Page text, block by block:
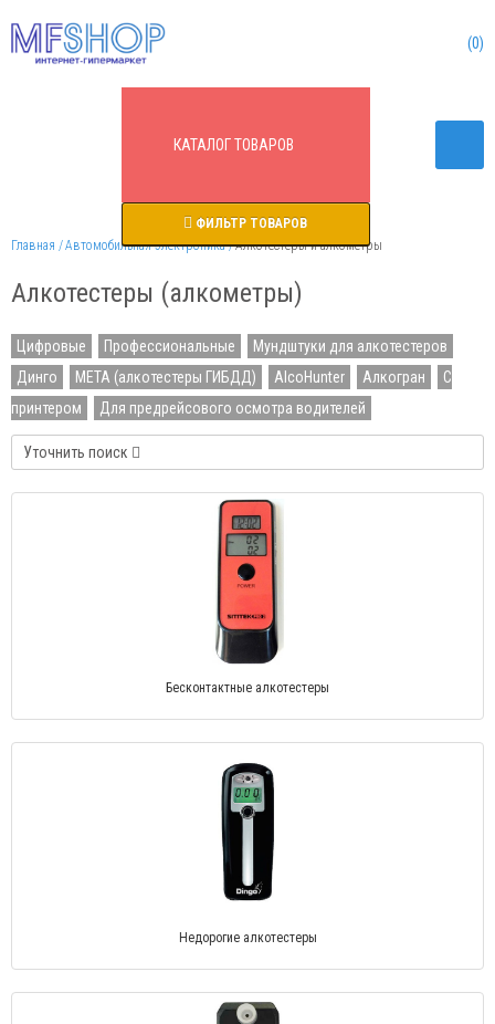
КАТАЛОГТОВАРОВ
ФИЛЬТР ТОВАРОВ
0
Главная Автомобильная электроника Алкотестеры и алкометры
Алкотестеры (алкометры)
Цифровые Профессиональные
Мундштуки для алкотестеров
Динго
МЕТА (алкотестеры ГИБДД) AlcoHunter Алкогран
С
принтером
Для предрейсового осмотра водителей
Уточнить поиск
Бесконтактные алкотестеры
Недорогие алкотестеры